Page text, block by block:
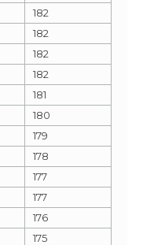
182
182
182
182
181
180
179
178
177
177
176
175